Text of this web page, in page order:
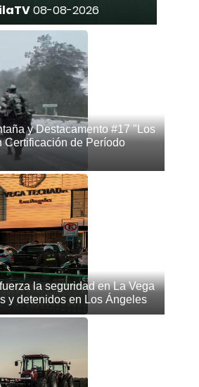
08-08-2026
y Destacamento #17 "Los
Certificación de Período
la seguridad en La Vega
y detenidos en Los Ángeles